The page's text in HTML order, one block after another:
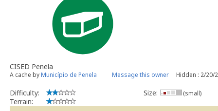
CISED Penela
A cache byMunicípio de Penela Message this owner Hidden : 2/20/
Difficulty:
Terrain:
Size: (small)